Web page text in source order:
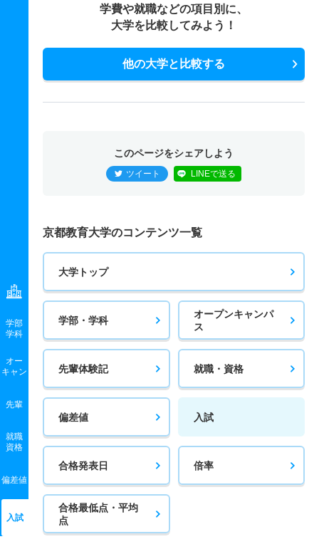
学部
学科
オー
キャン
先輩
就職
資格
偏差値
入試
学費や就職などの項目別に、
大学を比較してみよう！
他の大学と比較する
このページをシェアしよう
ツイート LINEで送る
京都教育大学のコンテンツ一覧
大学トップ
学部・学科
オープンキャンパ
ス
先輩体験記 就職・資格
偏差値 入試
合格発表日 倍率
合格最低点・平均
点